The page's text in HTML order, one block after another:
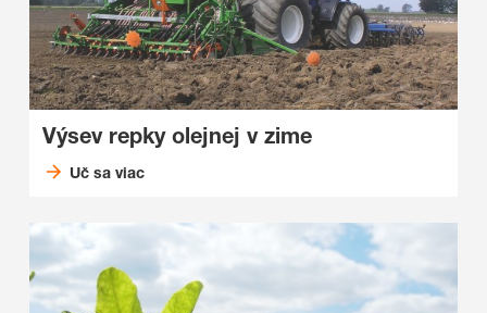
Výsev repky olejnej v zime
Uč sa viac